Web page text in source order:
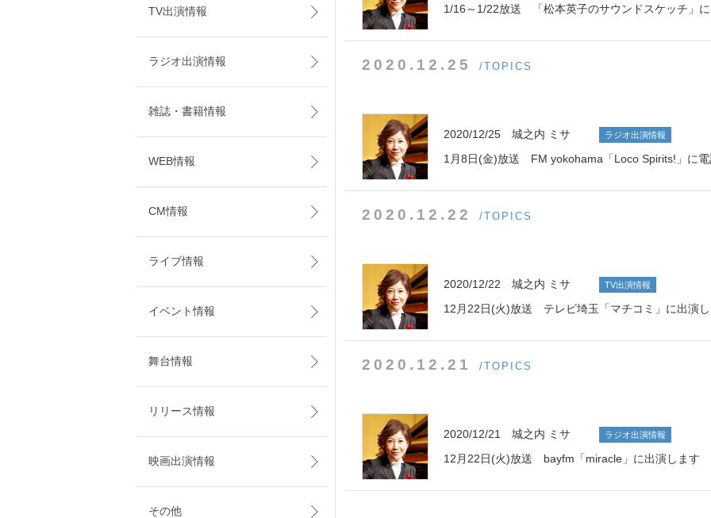
1/16～1/22放送 「松本英子のサウンドスケッチ」
2020.12.25 /TOPICS
2020/12/25 城之内 ミサ ラジオ出演情報
1月8日(金)放送 FM yokohama「Loco Spirits!」に電
2020.12.22 /TOPICS
2020/12/22 城之内 ミサ TV出演情報
12月22日(火)放送 テレビ埼玉「マチコミ」に出演
2020.12.21 /TOPICS
2020/12/21 城之内 ミサ ラジオ出演情報
12月22日(火)放送 bayfm「miracle」に出演します
TV出演情報
ラジオ出演情報
雑誌・書籍情報
WEB情報
CM情報
ライブ情報
イベント情報
舞台情報
リリース情報
映画出演情報
その他